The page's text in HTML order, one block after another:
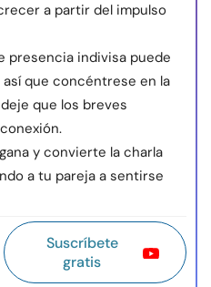
a partir del impulso
presencia indivisa puede
que concéntrese en la
que los breves
gana y convierte la charla
a tu pareja a sentirse
Suscríbete
gratis